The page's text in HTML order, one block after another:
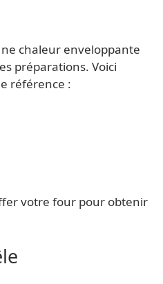
chaleur enveloppante
préparations. Voici
référence :
votre four pour obtenir